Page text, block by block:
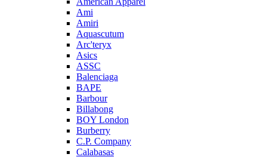
Ami
Amiri
Aquascutum
Arc'teryx
Asics
ASSC
Balenciaga
BAPE
Barbour
Billabong
BOY London
Burberry
C.P. Company
Calabasas